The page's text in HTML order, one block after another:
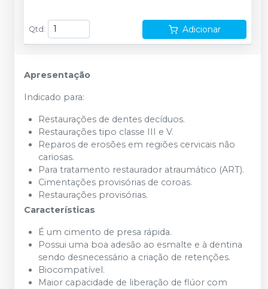
Qtd : Adicionar
Apresentação
Indicado para:
Restaurações de dentes decíduos.
Restaurações tipo classe III e V.
Reparos de erosões em regiões cervicais não
cariosas.
Para tratamento restaurador atraumático (ART).
Cimentações provisórias de coroas.
Restaurações provisórias.
Características
É um cimento de presa rápida.
Possui uma boa adesão ao esmalte e à dentina
sendo desnecessário a criação de retenções.
Biocompatível.
Maior capacidade de liberação de flúor com